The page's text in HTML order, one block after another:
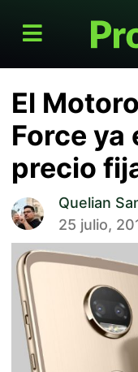
El
Force ya
precio
Quelian
25 julio,